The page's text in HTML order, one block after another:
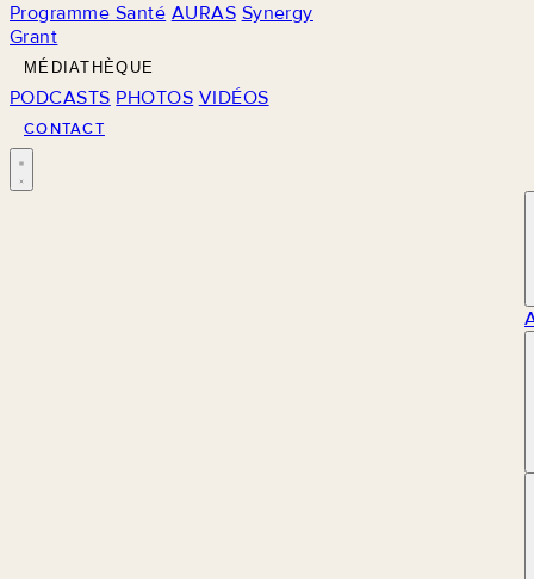
Programme Santé AURAS Synergy
Grant
MÉDIATHÈQUE
PODCASTS PHOTOS VIDÉOS
CONTACT